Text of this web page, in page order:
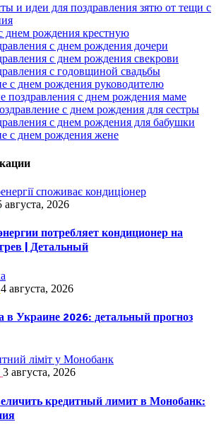
и идеи для поздравления зятю от тещи с
днем рождения крестную
с днем рождения дочери
с днем рождения свекрови
с годовщиной свадьбы
с днем рождения руководителю
поздравления с днем рождения маме
с днем рождения для сестры
с днем рождения для бабушки
с днем рождения жене
августа, 2026
потребляет кондиционер на
| Детальный
4 августа, 2026
в Украине 2026: детальный прогноз
3 августа, 2026
кредитный лимит в Монобанк: